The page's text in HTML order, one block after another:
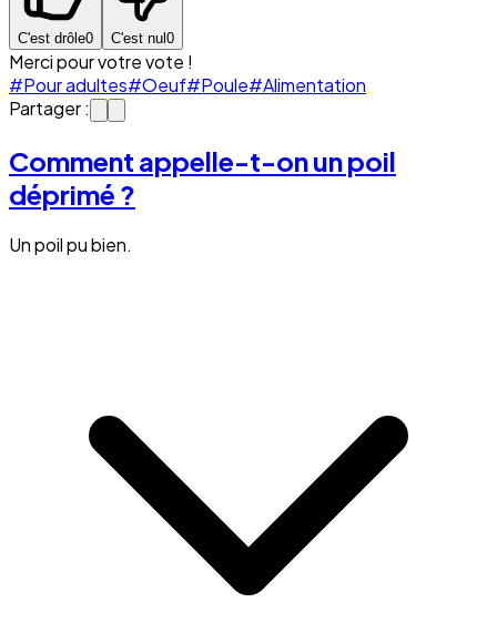
C'est drôle0 C'est nul 0
Merci pour votre vote !
#Pour adultes#Oeuf#Poule#Alimentation
Partager :
Comment appelle-t-on un poil
déprimé ?
Un poil pu bien.